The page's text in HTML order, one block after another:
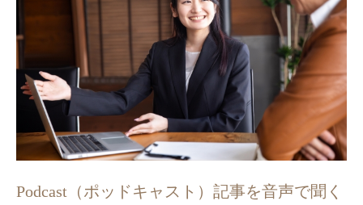
Podcast（ポッドキャスト）記事を音声で聞く